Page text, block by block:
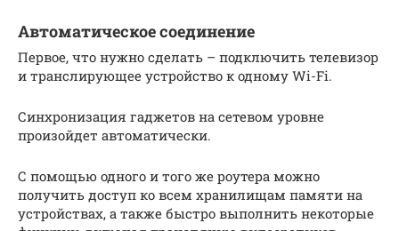
Автоматическое соединение
Первое, что нужно сделать – подключить телевизор
и транслирующее устройство к одному Wi-Fi.
Синхронизация гаджетов на сетевом уровне
произойдет автоматически.
С помощью одного и того же роутера можно
получить доступ ко всем хранилищам памяти на
устройствах, а также быстро выполнить некоторые